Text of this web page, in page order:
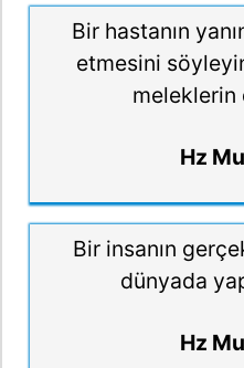
Bir hastanın
etmesini
meleklerin
Hz
Bir insanın
dünyada
Hz